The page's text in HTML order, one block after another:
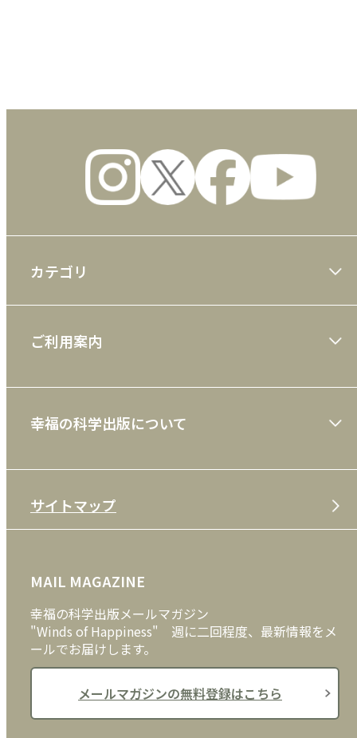
カテゴリ
雑誌
CD
DVD・ブルーレイ
外国語
ご利用案内
利用規約
特定商取引法
プライバシーポリシー
クッキーポリシー
幸福の科学出版について
メディア・ライブラリー
サイトマップ
MAIL MAGAZINE
幸福の科学出版メールマガジン
"Winds of Happiness" 週に二回程度、最新情報をメ
ールでお届けします。
メールマガジンの無料登録はこちら